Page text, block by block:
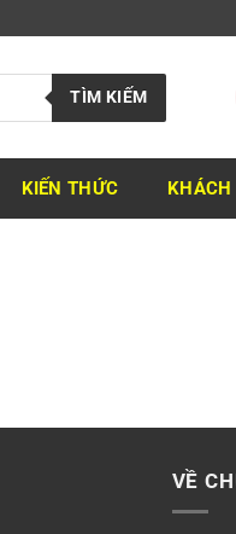
TÌM KIẾM
KIẾN THỨC
VỀ